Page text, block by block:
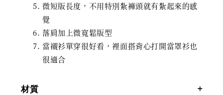
微短版長度，不用特別紮褲頭就有紮起來的感
覺
落肩加上微寬鬆版型
當襯衫單穿很好看，裡面搭背心打開當罩衫也
很適合
材質